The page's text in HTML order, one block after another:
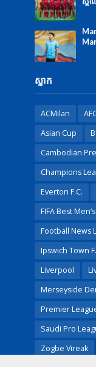
ស្លាក
ACMilan
Asian Cup
Cambodian
Champions
Everton F.C.
FIFA Best
Football News
Ipswich Town
Liverpool
Merseyside
Premier
Saudi Pro
Zogbe Vireak